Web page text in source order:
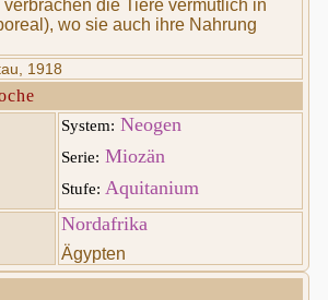
die Tiere vermutlich in
wo sie auch ihre Nahrung
1918
System: Neogen
Serie: Miozän
Stufe: Aquitanium
Nordafrika
Ägypten